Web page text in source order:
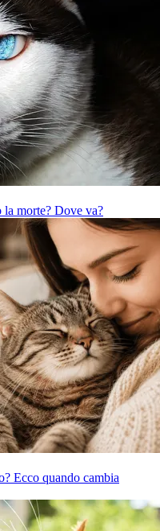
la morte? Dove va?
Ecco quando cambia